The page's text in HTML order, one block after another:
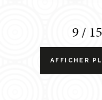
9/ 15
AFFICHER